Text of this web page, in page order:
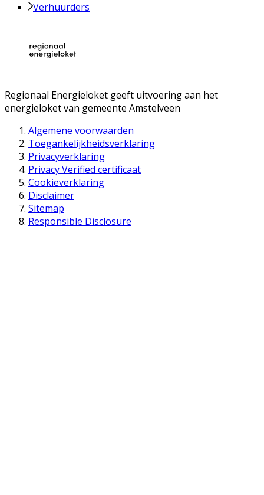
Verhuurders
Regionaal Energieloket geeft uitvoering aan het
energieloket van gemeente Amstelveen
Algemene voorwaarden
Toegankelijkheidsverklaring
Privacyverklaring
Privacy Verified certificaat
Cookieverklaring
Disclaimer
Sitemap
Responsible Disclosure